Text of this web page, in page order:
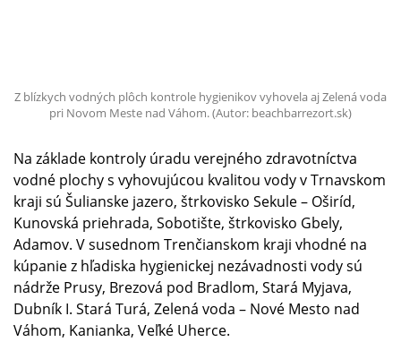
Z blízkych vodných plôch kontrole hygienikov vyhovela aj Zelená voda
pri Novom Meste nad Váhom. (Autor: beachbarrezort.sk)
Na základe kontroly úradu verejného zdravotníctva
vodné plochy s vyhovujúcou kvalitou vody v Trnavskom
kraji sú Šulianske jazero, štrkovisko Sekule – Oširíd,
Kunovská priehrada, Sobotište, štrkovisko Gbely,
Adamov. V susednom Trenčianskom kraji vhodné na
kúpanie z hľadiska hygienickej nezávadnosti vody sú
nádrže Prusy, Brezová pod Bradlom, Stará Myjava,
Dubník I. Stará Turá, Zelená voda – Nové Mesto nad
Váhom, Kanianka, Veľké Uherce.